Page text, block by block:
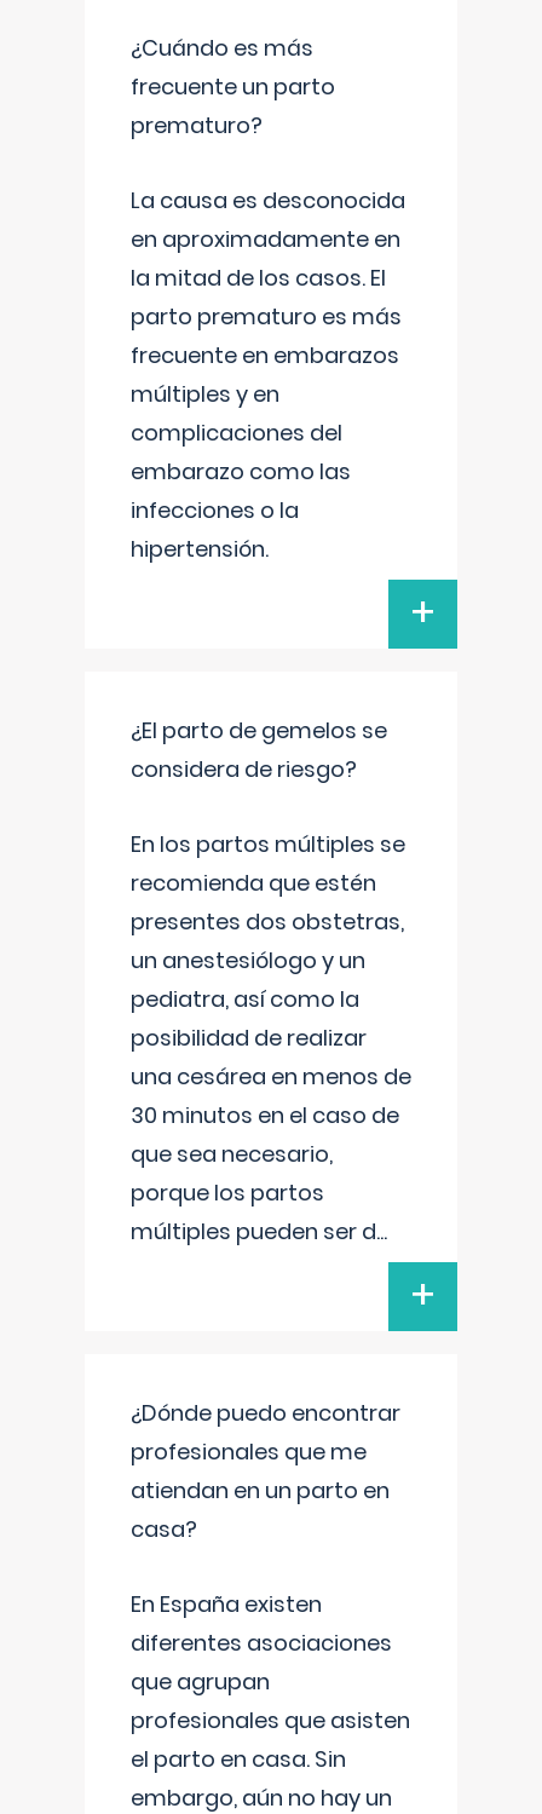
¿Cuándo es más
frecuente un parto
prematuro?
La causa es desconocida
en aproximadamente en
la mitad de los casos. El
parto prematuro es más
frecuente en embarazos
múltiples y en
complicaciones del
embarazo como las
infecciones o la
hipertensión.
+
¿El parto de gemelos se
considera de riesgo?
En los partos múltiples se
recomienda que estén
presentes dos obstetras,
un anestesiólogo y un
pediatra, así como la
posibilidad de realizar
una cesárea en menos de
30 minutos en el caso de
que sea necesario,
porque los partos
múltiples pueden ser d...
+
¿Dónde puedo encontrar
profesionales que me
atiendan en un parto en
casa?
En España existen
diferentes asociaciones
que agrupan
profesionales que asisten
el parto en casa. Sin
embargo, aún no hay un